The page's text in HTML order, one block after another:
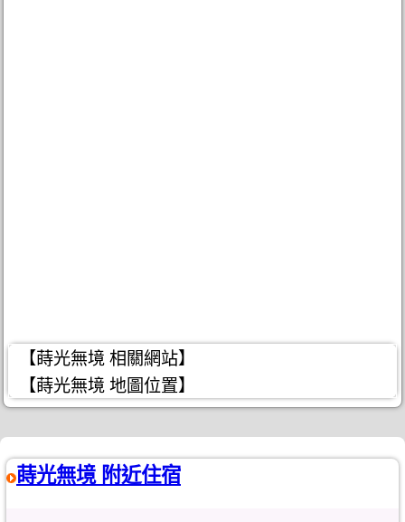
【蒔光無境 相關網站】
【蒔光無境 地圖位置】
蒔光無境 附近住宿